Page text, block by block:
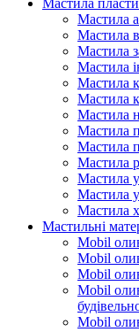
Мастила
Мастила
Мастила
Мастила
Мастила
Мастила
Мастила
Мастила
Мастила
Мастила
Мастила
Мастила
Мастила
Мастила
Мастильні
Mobil
Mobil
Mobil
Mobil
Mobil